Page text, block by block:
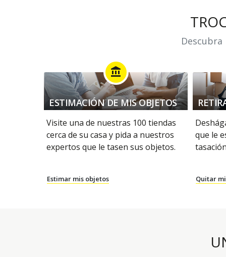
account_balance
ESTIMACIÓN DE MIS OBJETOS
Visite una de nuestras 100 tiendas
cerca de su casa y pida a nuestros
expertos que le tasen sus objetos.
Estimar mis objetos
que le
Quitar